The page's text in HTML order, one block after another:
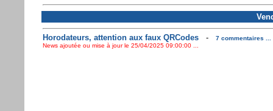
Horodateurs, attention aux faux QRCodes-
7 commentaires ...
News ajoutée ou mise à jour le 25/04/2025 09:00:00 ...